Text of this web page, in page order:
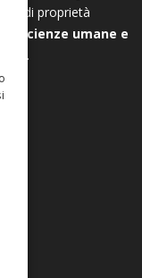
è di proprietà
scienze umane e